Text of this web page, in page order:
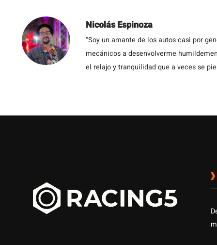
Nicolás Espinoza
“Soy un amante de los autos casi por
mecánicos a desenvolverme
el relajo y tranquilidad que a veces se